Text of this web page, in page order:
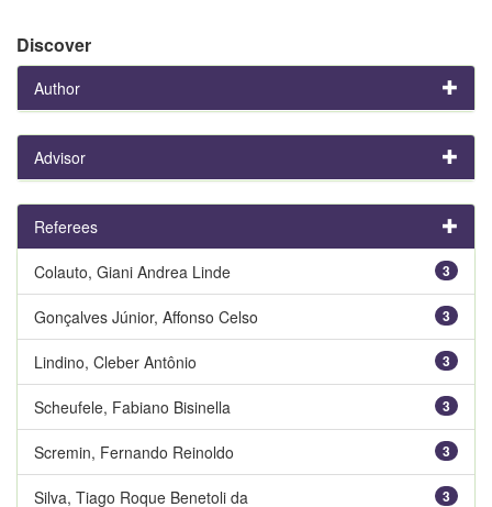
Discover
Author
Advisor
Referees
3
Colauto, Giani Andrea Linde
3
Gonçalves Júnior, Affonso Celso
3
Lindino, Cleber Antônio
3
Scheufele, Fabiano Bisinella
3
Scremin, Fernando Reinoldo
3
Silva, Tiago Roque Benetoli da